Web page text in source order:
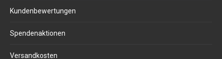
Kundenbewertungen
Spendenaktionen
Versandkosten